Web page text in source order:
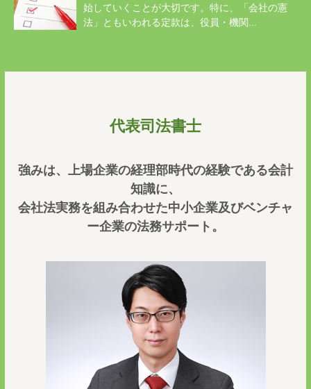
始していくことが大切です。特に、「会社の憲
法」ともいわれる定款は、役員・機関...
代表司法書士
強みは、上場企業の経理部時代の経験である会計
知識に、
会社法実務を組み合わせた中小企業及びベンチャ
ー企業の法務サポート。